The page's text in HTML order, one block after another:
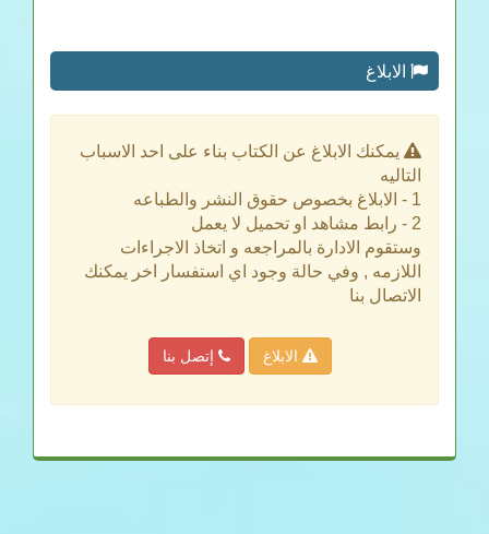
الابلاغ
يمكنك الابلاغ عن الكتاب بناء على احد الاسباب
التاليه
1 - الابلاغ بخصوص حقوق النشر والطباعه
2 - رابط مشاهد او تحميل لا يعمل
وستقوم الادارة بالمراجعه و اتخاذ الاجراءات
اللازمه , وفي حالة وجود اي استفسار اخر يمكنك
الاتصال بنا
الابلاغ إتصل بنا